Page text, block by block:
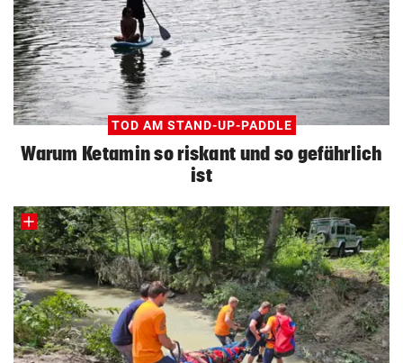
TOD AM STAND-UP-PADDLE
Warum Ketamin so riskant und so gefährlich
ist